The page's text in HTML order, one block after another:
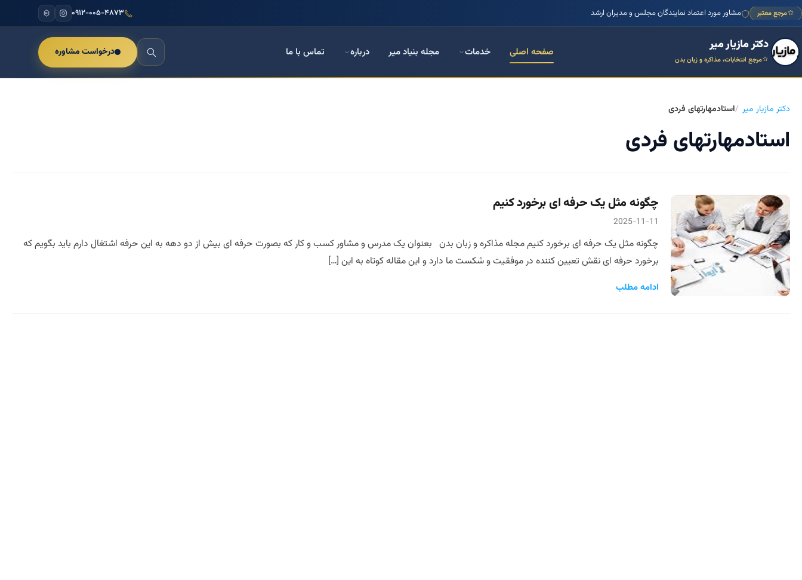
مرجع معتبر مشاور مورد اعتماد نمایندگان مجلس و مدیران ارشد ۰۹۱۲-۰۰۵-۴۸۷۳
دکتر مازیار میر
مرجع انتخابات، مذاکره و زبان بدن
صفحه اصلی خدمات مجله بنیاد میر درباره تماس با ما درخواست مشاوره
دکتر مازیار میر استادمهارتهای فردی
استادمهارتهای فردی
چگونه مثل یک حرفه ای برخورد کنیم
2025-11-11
چگونه مثل یک حرفه ای برخورد کنیم مجله مذاکره و زبان بدن بعنوان یک مدرس و مشاور کسب و کار که بصورت حرفه ای بیش از دو دهه به این حرفه اشتغال دارم باید بگویم که
برخورد حرفه ای نقش تعیین کننده در موفقیت و شکست ما دارد و این مقاله کوتاه به این […]
ادامه مطلب